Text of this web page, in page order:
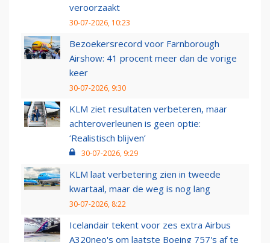
veroorzaakt
30-07-2026, 10:23
Bezoekersrecord voor Farnborough
Airshow: 41 procent meer dan de vorige
keer
30-07-2026, 9:30
KLM ziet resultaten verbeteren, maar
achteroverleunen is geen optie:
‘Realistisch blijven’
30-07-2026, 9:29
KLM laat verbetering zien in tweede
kwartaal, maar de weg is nog lang
30-07-2026, 8:22
Icelandair tekent voor zes extra Airbus
A320neo's om laatste Boeing 757's af te